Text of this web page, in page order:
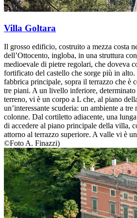
Villa Goltara
Il grosso edificio, costruito a mezza costa
dell’Ottocento, ingloba, in una struttura
medioevale di pietre regolari, che doveva
fortificato del castello che sorge più in alto.
fabbrica principale, sopra il terrazzo che è
tre piani. A un livello inferiore, determinato
terreno, vi è un corpo a L che, al piano
un’interessante scuderia: un ambiente a
colonne. Dal cortiletto adiacente, una
di accedere al piano principale della villa,
attorno al terrazzo superiore. A valle vi è
©Foto A. Finazzi)